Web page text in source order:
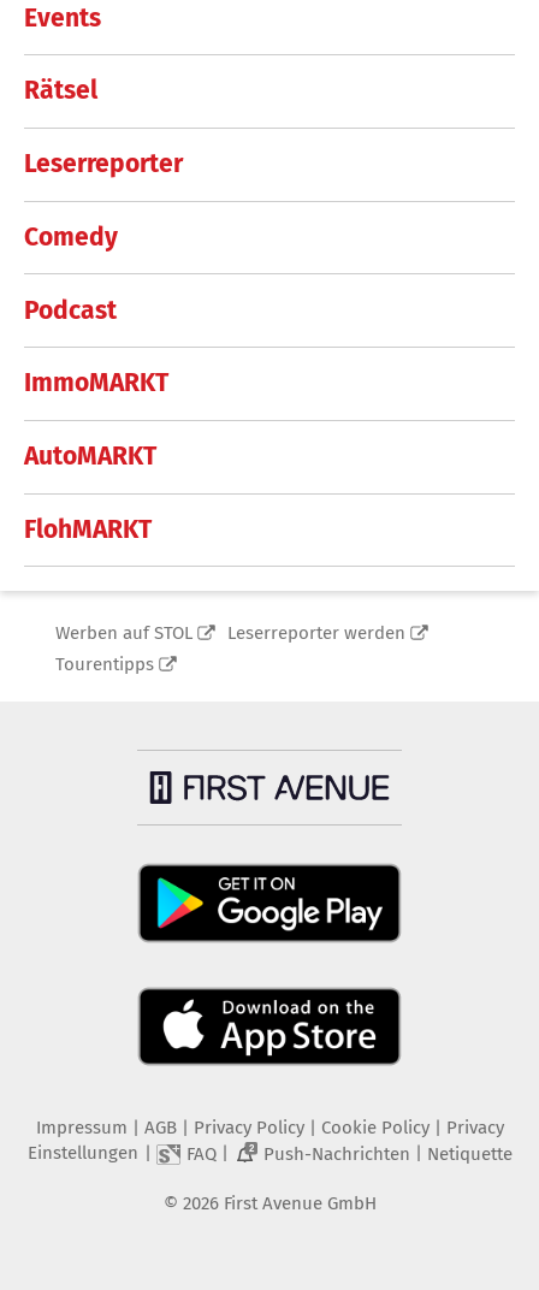
Events
Rätsel
Leserreporter
Comedy
Podcast
ImmoMARKT
AutoMARKT
FlohMARKT
Werben auf STOL
Leserreporter werden
Tourentipps
Impressum AGB Privacy Policy| Cookie Policy| Privacy
Einstellungen
FAQ| 2 Push-Nachrichten Netiquette
© 2026 First Avenue GmbH